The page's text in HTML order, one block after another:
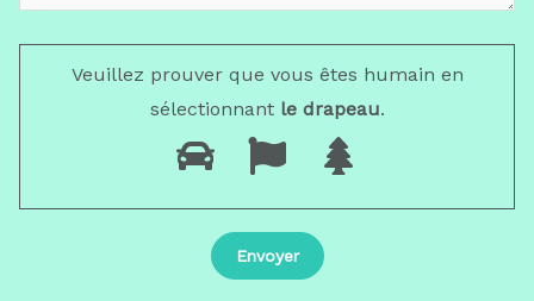
Veuillez prouver que vous êtes humain en
sélectionnantle drapeau.